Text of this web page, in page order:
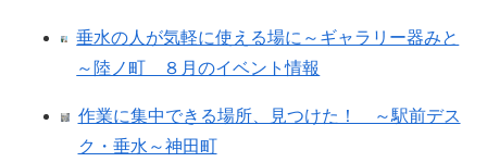
垂水の人が気軽に使える場に～ギャラリー器みと
～陸ノ町 ８月のイベント情報
作業に集中できる場所、見つけた！ ～駅前デス
ク・垂水～神田町